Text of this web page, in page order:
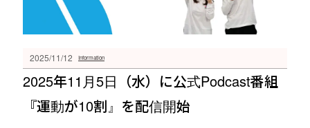
2025/11/12 Information
2025年11月5日（水）に公式Podcast番組
『運動が10割』を配信開始